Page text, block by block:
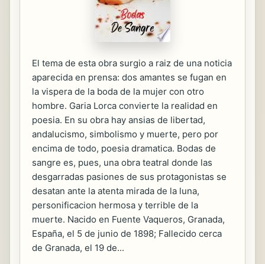
El tema de esta obra surgio a raiz de una noticia
aparecida en prensa: dos amantes se fugan en
la vispera de la boda de la mujer con otro
hombre. Garia Lorca convierte la realidad en
poesia. En su obra hay ansias de libertad,
andalucismo, simbolismo y muerte, pero por
encima de todo, poesia dramatica. Bodas de
sangre es, pues, una obra teatral donde las
desgarradas pasiones de sus protagonistas se
desatan ante la atenta mirada de la luna,
personificacion hermosa y terrible de la
muerte. Nacido en Fuente Vaqueros, Granada,
España, el 5 de junio de 1898; Fallecido cerca
de Granada, el 19 de...